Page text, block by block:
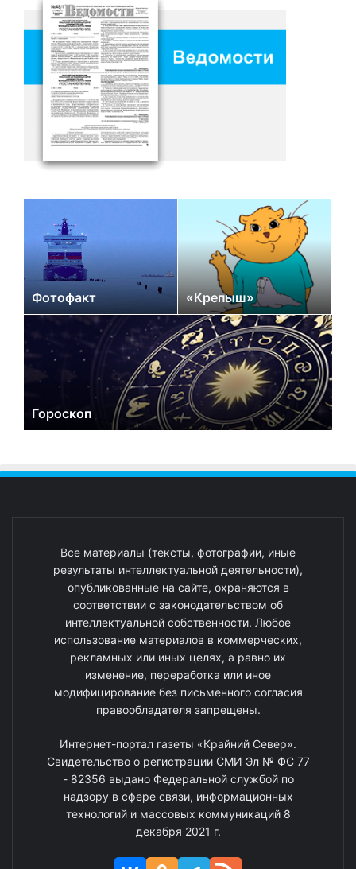
Фотофакт «Крепыш»
Гороскоп
Все материалы (тексты, фотографии, иные
результаты интеллектуальной деятельности),
опубликованные на сайте, охраняются в
соответствии с законодательством об
интеллектуальной собственности. Любое
использование материалов в коммерческих,
рекламных или иных целях, а равно их
изменение, переработка или иное
модифицирование без письменного согласия
правообладателя запрещены.
Интернет-портал газеты «Крайний Север».
Свидетельство о регистрации СМИ Эл № ФС 77
- 82356 выдано Федеральной службой по
надзору в сфере связи, информационных
технологий и массовых коммуникаций 8
декабря 2021 г.